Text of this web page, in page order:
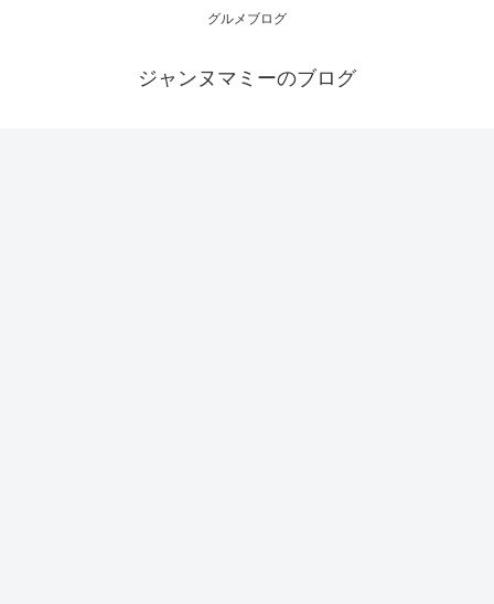
グルメブログ
ジャンヌマミーのブログ